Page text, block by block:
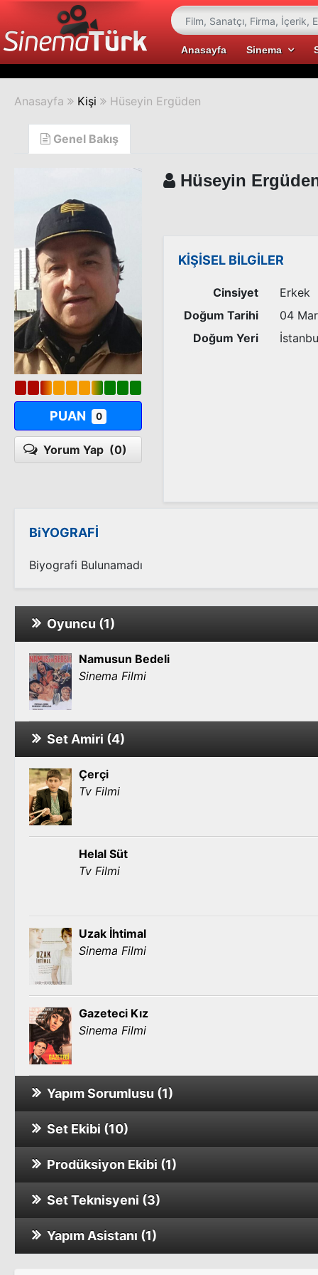
Anasayfa Sinema
Anasayfa Kişi Hüseyin Ergüden
Genel Bakış
PUAN 0
Yorum Yap (0)
Hüseyin
KİŞİSEL BİLGİLER
Cinsiyet
Erkek
Doğum Tarihi
04
Doğum Yeri
BiYOGRAFİ
Biyografi Bulunamadı
Oyuncu (1)
Namusun Bedeli
Sinema Filmi
Set Amiri (4)
Çerçi
Tv Filmi
Helal Süt
Tv Filmi
Uzak İhtimal
Sinema Filmi
Gazeteci Kız
Sinema Filmi
Yapım Sorumlusu (1)
Ayrı Dünyalar
Tv Dizisi
Set Ekibi (10)
Ziyaretçi
Sinema Filmi
Beni Bende Bitirdiler
Prodüksiyon Ekibi (1)
Ah Bir Çocuk Olsaydım
Sinema Filmi
Set Teknisyeni (3)
Ziyaret
Sinema Filmi
Yapım Asistanı (1)